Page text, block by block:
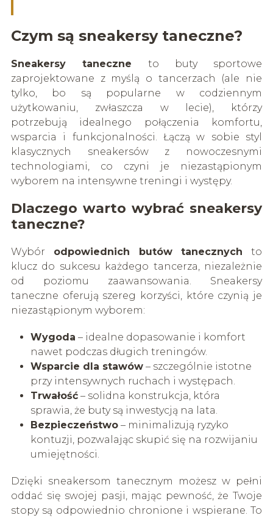
Czym są sneakersy taneczne?
Sneakersy taneczne to buty sportowe
zaprojektowane z myślą o tancerzach (ale nie
tylko, bo są popularne w codziennym
użytkowaniu, zwłaszcza w lecie), którzy
potrzebują idealnego połączenia komfortu,
wsparcia i funkcjonalności. Łączą w sobie styl
klasycznych sneakersów z nowoczesnymi
technologiami, co czyni je niezastąpionym
wyborem na intensywne treningi i występy.
Dlaczego warto wybrać sneakersy
taneczne?
Wybór odpowiednich butów tanecznych to
klucz do sukcesu każdego tancerza, niezależnie
od poziomu zaawansowania. Sneakersy
taneczne oferują szereg korzyści, które czynią je
niezastąpionym wyborem:
Wygoda – idealne dopasowanie i komfort
nawet podczas długich treningów.
Wsparcie dla stawów– szczególnie istotne
przy intensywnych ruchach i występach.
Trwałość– solidna konstrukcja, która
sprawia, że buty są inwestycją na lata.
Bezpieczeństwo– minimalizują ryzyko
kontuzji, pozwalając skupić się na rozwijaniu
umiejętności.
Dzięki sneakersom tanecznym możesz w pełni
oddać się swojej pasji, mając pewność, że Twoje
stopy są odpowiednio chronione i wspierane. To